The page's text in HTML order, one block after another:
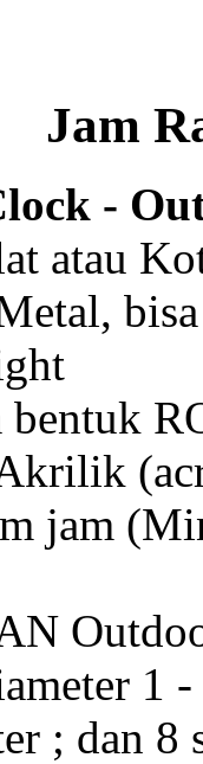
Jam
-
atau
bentuk
jam
1
; dan 8